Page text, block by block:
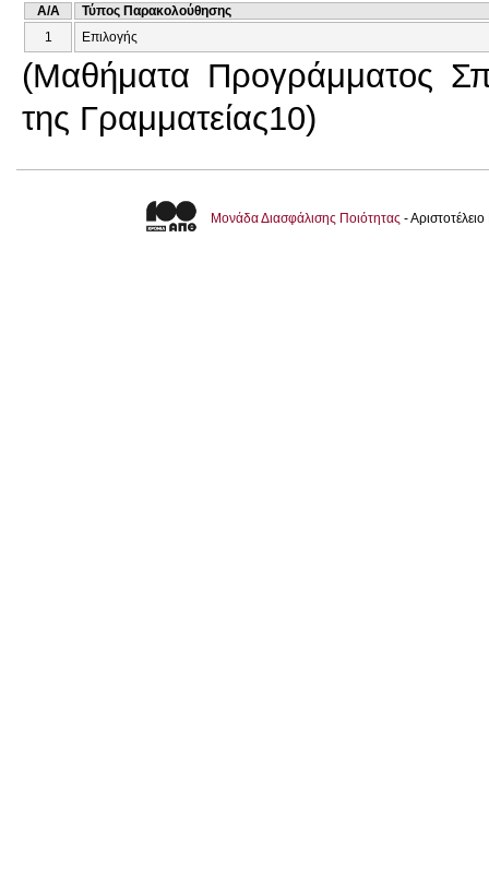
A/A
Τύπος Παρακολούθησης
1
Επιλογής
(Μαθήματα Προγράμματος
της Γραμματείας10)
Μονάδα Διασφάλισης Ποιότητας -